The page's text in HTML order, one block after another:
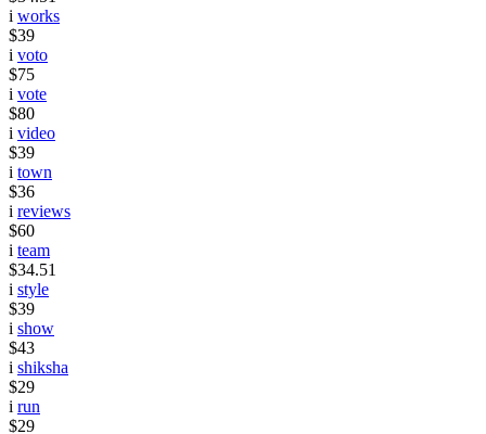
i works
$39
i voto
$75
i vote
$80
i video
$39
i town
$36
i reviews
$60
i team
$34.51
i style
$39
i show
$43
i shiksha
$29
i run
$29